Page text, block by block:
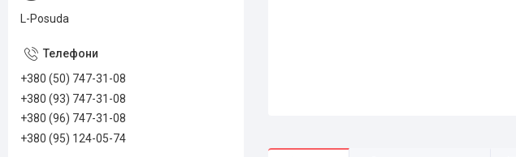
L-Posuda
+380 (50) 747-31-08
+380 (93) 747-31-08
+380 (96) 747-31-08
+380 (95) 124-05-74